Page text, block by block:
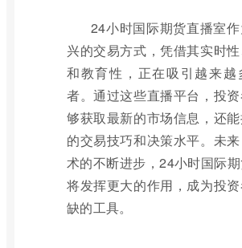
24小时国际期货直播室
兴的交易方式，凭借其实时
和教育性，正在吸引越来越
者。通过这些直播平台，投
够获取最新的市场信息，还
的交易技巧和决策水平。未
术的不断进步，24小时国际
将发挥更大的作用，成为投
缺的工具。